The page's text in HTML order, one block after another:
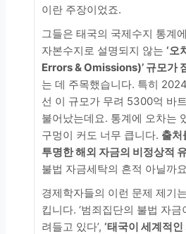
이란 주장이었죠.
그들은 태국의 국제수지 통계
자본수지로 설명되지 않는 ‘오
Errors & Omissions)’ 규모가
는 데 주목했습니다. 특히
선 이 규모가 무려 5300억 바
불어났는데요. 통계에 오차는
구멍이 커도 너무 큽니다. 출처
투명한 해외 자금의 비정상적
불법 자금세탁의 흔적 아닐까
경제학자들의 이런 문제 제기
킵니다. ‘범죄집단의 불법 자금
려들고 있다’, ‘태국이 세계적